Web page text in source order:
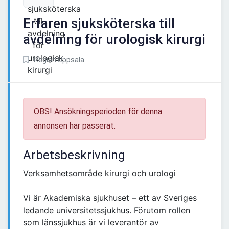
Erfaren sjuksköterska till
avdelning för urologisk kirurgi
Region Uppsala
OBS! Ansökningsperioden för denna
annonsen har passerat.
Arbetsbeskrivning
Verksamhetsområde kirurgi och urologi
Vi är Akademiska sjukhuset – ett av Sveriges
ledande universitetssjukhus. Förutom rollen
som länssjukhus är vi leverantör av